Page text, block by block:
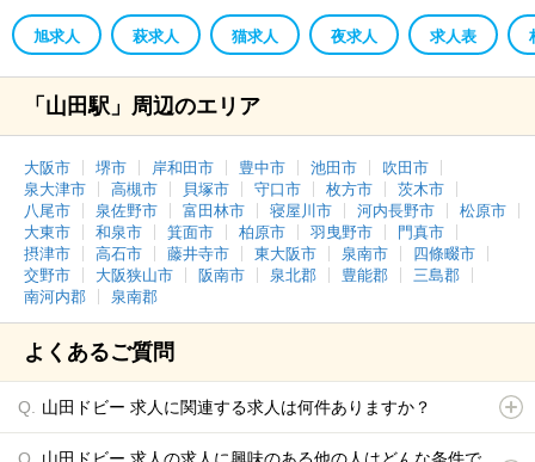
旭求人 萩求人 猫求人 夜求人 求人表
「山田駅」周辺のエリア
大阪市 堺市 岸和田市 豊中市 池田市
吹田市
泉大津市
高槻市 貝塚市 守口市 枚方市
茨木市
八尾市
泉佐野市 富田林市 寝屋川市 河内長野市
松原市
大東市
和泉市 箕面市 柏原市 羽曳野市
門真市
摂津市
高石市 藤井寺市 東大阪市 泉南市
四條畷市
交野市
大阪狭山市 阪南市 泉北郡 豊能郡
三島郡
南河内郡
泉南郡
よくあるご質問
山田ドビー 求人に関連する求人は何件ありますか？